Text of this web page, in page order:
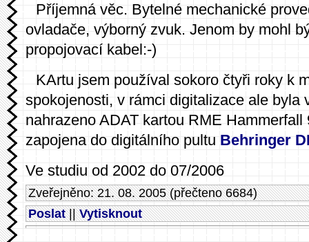
Příjemná věc. Bytelné mechanické
ovladače, výborný zvuk. Jenom by mohl
propojovací kabel:-)
KArtu jsem používal sokoro čtyři roky k
spokojenosti, v rámci digitalizace ale byla
nahrazeno ADAT kartou RME Hammerfall
zapojena do digitálního pultu Behringer
Ve studiu od 2002 do 07/2006
Zveřejněno: 21. 08. 2005 (přečteno 6684)
Poslat||Vytisknout